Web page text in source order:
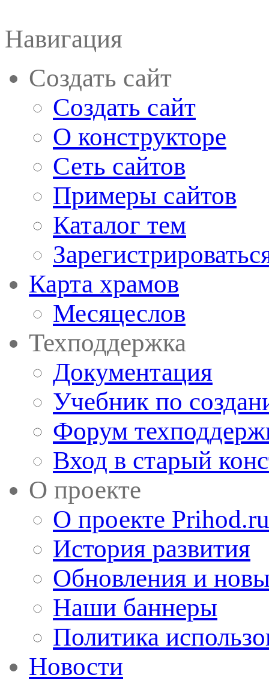
Навигация
Создать сайт
Создать сайт
О конструкторе
Сеть сайтов
Примеры сайтов
Каталог тем
Карта храмов
Месяцеслов
Техподдержка
Документация
Учебник по
Форум
Вход в старый
О проекте
О проекте Prihod.ru
История развития
Обновления и
Наши баннеры
Политика
Новости